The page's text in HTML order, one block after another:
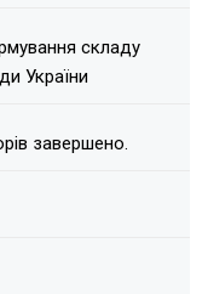
складу
України
завершено.